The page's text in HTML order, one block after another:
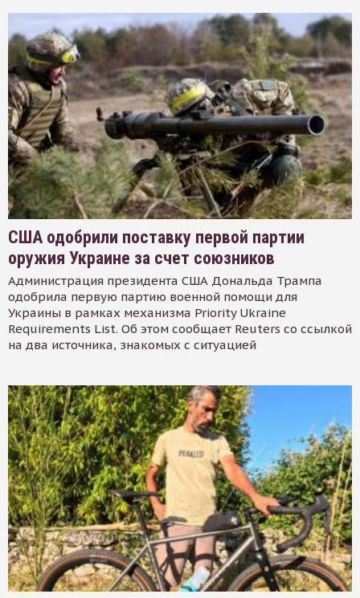
США одобрили поставку первой партии
оружия Украине за счет союзников
Администрация президента США Дональда Трампа
одобрила первую партию военной помощи для
Украины в рамках механизма Priority Ukraine
Requirements List. Об этом сообщает Reuters со ссылкой
на два источника, знакомых с ситуацией